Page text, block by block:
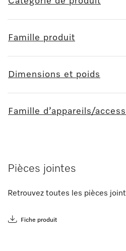
Famille produit
Dimensions et poids
Famille d’appareils/
Pièces jointes
Retrouvez toutes les pièces
Fiche produit